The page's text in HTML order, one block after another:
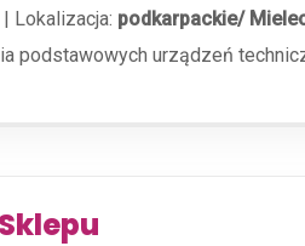
| Lokalizacja: podkarpackie/
podstawowych urządzeń